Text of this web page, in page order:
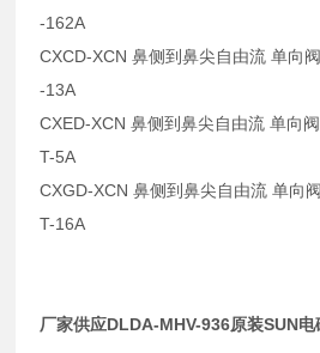
-162A
CXCD-XCN 鼻侧到鼻尖自由流 单向
-13A
CXED-XCN 鼻侧到鼻尖自由流 单向
T-5A
CXGD-XCN 鼻侧到鼻尖自由流 单向
T-16A
厂家供应DLDA-MHV-936原装SUN电